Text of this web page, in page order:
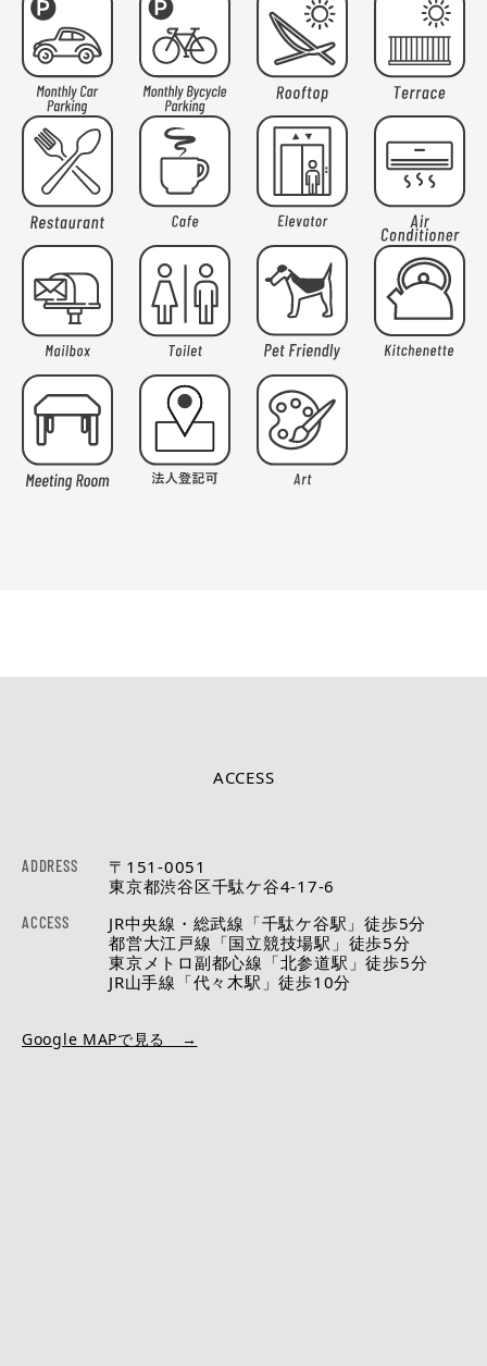
ACCESS
ADDRESS
〒151-0051
東京都渋谷区千駄ケ谷4-17-6
ACCESS
JR中央線・総武線「千駄ケ谷駅」徒歩5分
都営大江戸線「国立競技場駅」徒歩5分
東京メトロ副都心線「北参道駅」徒歩5分
JR山手線「代々木駅」徒歩10分
Google MAPで見る →